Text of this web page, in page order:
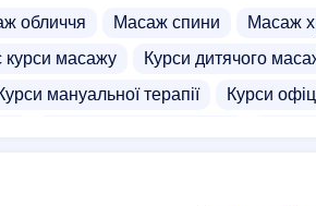
обличчя Масаж спини
Масаж
курси масажу
Курси дитячого
мануальної терапії
Курси